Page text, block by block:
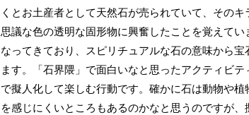
くとお土産者として天然石が売られていて、その
思議な色の透明な固形物に興奮したことを覚えて
なってきており、スピリチュアルな石の意味から
ます。「石界隈」で面白いなと思ったアクティビ
で擬人化して楽しむ行動です。確かに石は動物や
を感じにくいところもあるのかなと思うのですが